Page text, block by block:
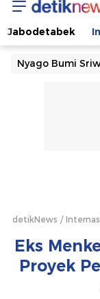
Jabodetabek
Nyago Bumi
detikNews
Eks
Proyek